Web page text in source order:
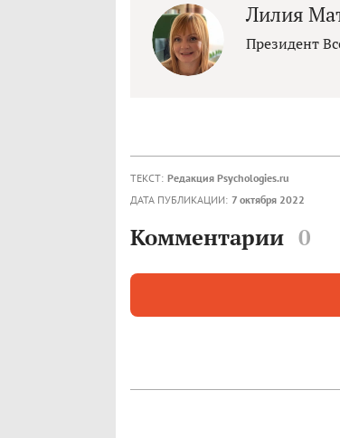
Лилия
Президент
ТЕКСТ: Редакция Psychologies.ru
ДАТА ПУБЛИКАЦИИ: 7 октября 2022
Комментарии 0